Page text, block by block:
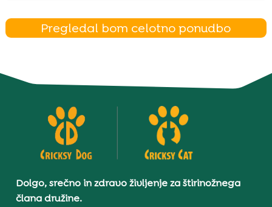
Pregledal bom celotno ponudbo
Dolgo, srečno in zdravo življenje za štirinožnega
člana družine.